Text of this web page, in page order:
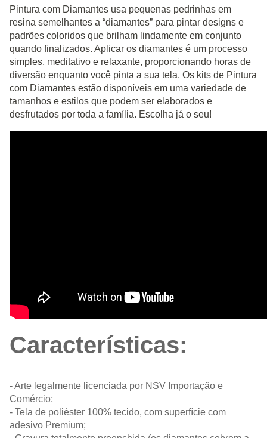
Pintura com Diamantes usa pequenas pedrinhas em
resina semelhantes a “diamantes” para pintar designs e
padrões coloridos que brilham lindamente em conjunto
quando finalizados. Aplicar os diamantes é um processo
simples, meditativo e relaxante, proporcionando horas de
diversão enquanto você pinta a sua tela. Os kits de Pintura
com Diamantes estão disponíveis em uma variedade de
tamanhos e estilos que podem ser elaborados e
desfrutados por toda a família. Escolha já o seu!
Características:
- Arte legalmente licenciada por NSV Importação e
Comércio;
- Tela de poliéster 100% tecido, com superfície com
adesivo Premium;